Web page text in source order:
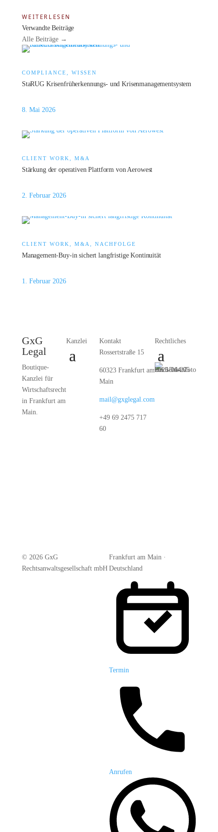
WEITERLESEN
Verwandte Beiträge
Alle Beiträge →
COMPLIANCE, WISSEN
StaRUG Krisenfrüherkennungs- und Krisenmanagementsystem
8. Mai 2026
CLIENT WORK, M&A
Stärkung der operativen Plattform von Aerowest
2. Februar 2026
CLIENT WORK, M&A, NACHFOLGE
Management-Buy-in sichert langfristige Kontinuität
1. Februar 2026
GxG
Legal
Boutique-
Kanzlei für
Wirtschaftsrecht
in Frankfurt am
Main.
Kanzlei
Kontakt
Rossertstraße 15
60323 Frankfurt am
Main
mail@gxglegal.com
+49 69 2475 717
60
Rechtliches
© 2026 GxG
Rechtsanwaltsgesellschaft mbH
Frankfurt am Main ·
Deutschland
Termin
Anrufen